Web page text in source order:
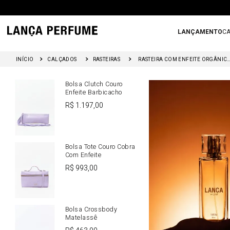
LANÇAMENTO
CALÇADOS RASTEIRAS RASTEIRA COM ENFEITE ORGÂNICO DE METAL
Bolsas
Bolsa Clutch Couro
Enfeite Barbicacho
R$ 1.197,00
Bolsa Tote Couro Cobra
Com Enfeite
R$ 993,00
Bolsa Crossbody
Matelassê
Você também